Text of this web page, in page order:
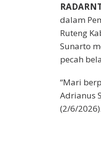
dalam
Ruteng
Sunarto
pecah
“Mari
Adrianus
(2/6/2026).